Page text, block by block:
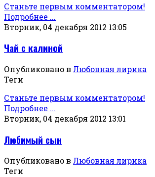
Станьте первым комментатором!
Подробнее ...
Вторник, 04 декабря 2012 13:05
Чай с калиной
Опубликовано в Любовная лирика
Теги
Станьте первым комментатором!
Подробнее ...
Вторник, 04 декабря 2012 13:01
Любимый сын
Опубликовано в Любовная лирика
Теги